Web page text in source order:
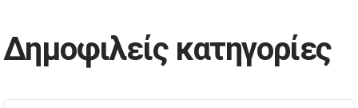
Δημοφιλείς κατηγορίες